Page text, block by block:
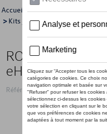
Accueil >Catalogue Volkswagen
> Kits jantes avec pneus >Kits
ROUES HIVER
eHybrid)
Référence: 3J0WCWV76 8Z8